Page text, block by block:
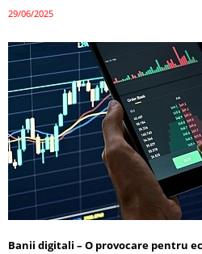
29/06/2025
Banii digitali – O provocare pentru